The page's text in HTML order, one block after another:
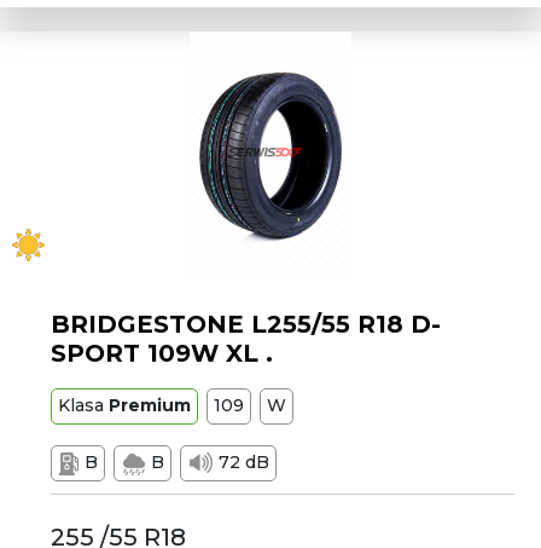
BRIDGESTONE L255/55 R18 D-
SPORT 109W XL .
Klasa Premium 109 W
B B 72 dB
255 /55 R18